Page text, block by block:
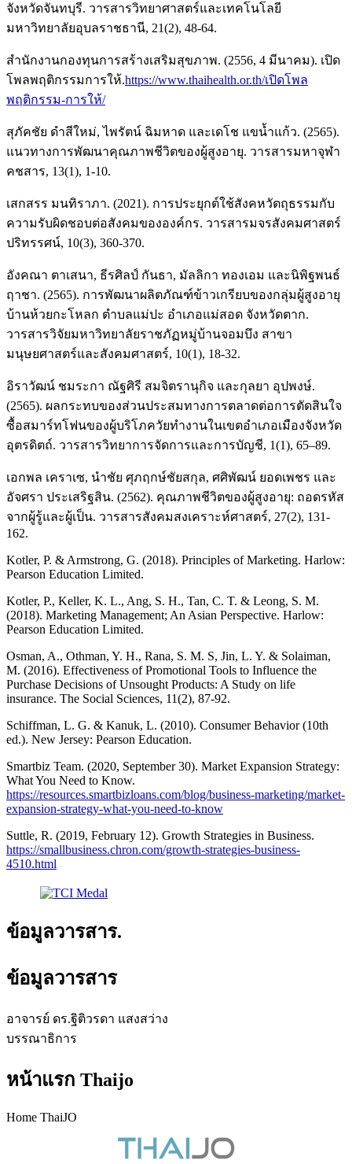
จังหวัดจันทบุรี. วารสารวิทยาศาสตร์และเทคโนโลยี
มหาวิทยาลัยอุบลราชธานี, 21(2), 48-64.
สำนักงานกองทุนการสร้างเสริมสุขภาพ. (2556, 4 มีนาคม). เปิด
โพลพฤติกรรมการให้.https://www.thaihealth.or.th/เปิดโพล
พฤติกรรม-การให้/
สุภัคชัย ดำสีใหม่, ไพรัตน์ ฉิมหาด และเดโช แขน้ำแก้ว. (2565).
แนวทางการพัฒนาคุณภาพชีวิตของผู้สูงอายุ. วารสารมหาจุฬา
คชสาร, 13(1), 1-10.
เสกสรร มนทิราภา. (2021). การประยุกต์ใช้สังคหวัตถุธรรมกับ
ความรับผิดชอบต่อสังคมขององค์กร. วารสารมจรสังคมศาสตร์
ปริทรรศน์, 10(3), 360-370.
อังคณา ตาเสนา, ธีรศิลป์ กันธา, มัลลิกา ทองเอม และนิพิฐพนธ์
ฤาชา. (2565). การพัฒนาผลิตภัณฑ์ข้าวเกรียบของกลุ่มผู้สูงอายุ
บ้านห้วยกะโหลก ตำบลแม่ปะ อำเภอแม่สอด จังหวัดตาก.
วารสารวิจัยมหาวิทยาลัยราชภัฏหมู่บ้านจอมบึง สาขา
มนุษยศาสตร์และสังคมศาสตร์, 10(1), 18-32.
อิราวัฒน์ ชมระกา ณัฐศิรี สมจิตรานุกิจ และกุลยา อุปพงษ์.
(2565). ผลกระทบของส่วนประสมทางการตลาดต่อการตัดสินใจ
ซื้อสมาร์ทโฟนของผู้บริโภควัยทำงานในเขตอำเภอเมืองจังหวัด
อุตรดิตถ์. วารสารวิทยาการจัดการและการบัญชี, 1(1), 65–89.
เอกพล เคราเซ, นำชัย ศุภฤกษ์ชัยสกุล, ศศิพัฒน์ ยอดเพชร และ
อัจศรา ประเสริฐสิน. (2562). คุณภาพชีวิตของผู้สูงอายุ: ถอดรหัส
จากผู้รู้และผู้เป็น. วารสารสังคมสงเคราะห์ศาสตร์, 27(2), 131-
162.
Kotler, P. & Armstrong, G. (2018). Principles of Marketing. Harlow:
Pearson Education Limited.
Kotler, P., Keller, K. L., Ang, S. H., Tan, C. T. & Leong, S. M.
(2018). Marketing Management; An Asian Perspective. Harlow:
Pearson Education Limited.
Osman, A., Othman, Y. H., Rana, S. M. S, Jin, L. Y. & Solaiman,
M. (2016). Effectiveness of Promotional Tools to Influence the
Purchase Decisions of Unsought Products: A Study on life
insurance. The Social Sciences, 11(2), 87-92.
Schiffman, L. G. & Kanuk, L. (2010). Consumer Behavior (10th
ed.). New Jersey: Pearson Education.
Smartbiz Team. (2020, September 30). Market Expansion Strategy:
What You Need to Know.
https://resources.smartbizloans.com/blog/business-marketing/market-
expansion-strategy-what-you-need-to-know
Suttle, R. (2019, February 12). Growth Strategies in Business.
https://smallbusiness.chron.com/growth-strategies-business-
4510.html
ข้อมูลวารสาร.
ข้อมูลวารสาร
อาจารย์ ดร.ฐิติวรดา แสงสว่าง
บรรณาธิการ
หน้าแรก Thaijo
Home ThaiJO